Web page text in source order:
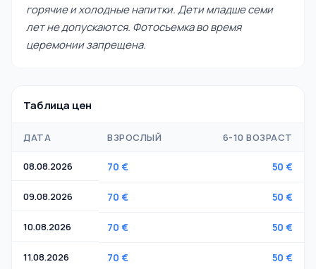
горячие и холодные напитки. Дети младше семи
лет не допускаются. Фотосъемка во время
церемонии запрещена.
Таблица цен
ДАТА ВЗРОСЛЫЙ 6-10 ВОЗРАСТ
08.08.2026 70 € 50 €
09.08.2026 70 € 50 €
10.08.2026 70 € 50 €
11.08.2026 70 € 50 €